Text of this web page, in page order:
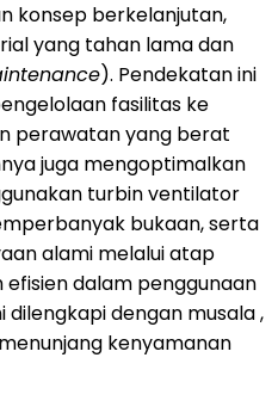
konsep berkelanjutan,
yang tahan lama dan
). Pendekatan ini
fasilitas ke
perawatan yang berat
juga mengoptimalkan
turbin ventilator
bukaan, serta
alami melalui atap
dalam penggunaan
dilengkapi dengan musala ,
kenyamanan